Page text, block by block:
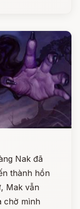
Nak đã
thành hồn
Mak vẫn
chờ mình